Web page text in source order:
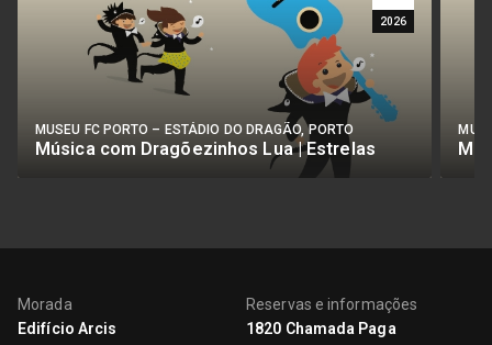
2026
MUSEU FC PORTO – ESTÁDIO DO DRAGÃO, PORTO
Música com Dragõezinhos Lua | Estrelas
Morada
Edifício Arcis
Reservas e informações
1820 Chamada Paga